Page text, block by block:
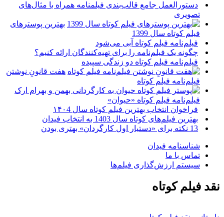
دستورالعمل جامع قالب‌بندی فیلمنامه همراه با مثال‌های
تصویری
بهترین پوسترهای
فیلم کوتاه سال 1399
فیلم‌نامه فیلم کوتاه آبی می‌شود
چگونه یک فیلم‌نامه را برای تهیه‌کنندگان ارائه کنیم؟
فیلم‌نامه فیلم کوتاه دو زندگی سپیده
هفت قانونِ نوشتن
فیلم‌نامه فیلم کوتاه
فیلم‌نامه فیلم کوتاه «حیوان»
فراخوان انتخاب بهترین فیلم کوتاه سال ۱۴۰4
بهترین فیلم‌های کوتاه سال 1403 به انتخاب فیدان
13 نکته برای «دستیار اول کارگردان» بهتری بودن
شناسنامه فیدان
تماس با ما
سیستم ارزش‌گذاری فیلم‌ها
نقد فیلم کوتاه